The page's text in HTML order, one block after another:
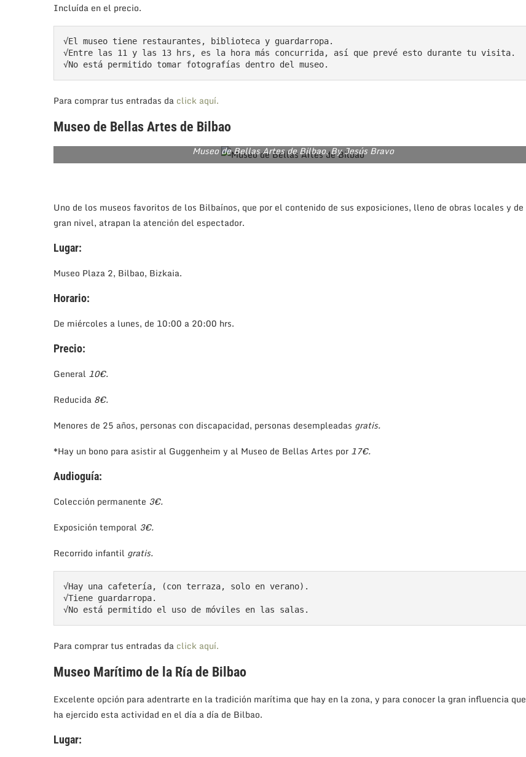
Incluída en el precio.
√El museo tiene restaurantes, biblioteca y guardarropa.
√Entre las 11 y las 13 hrs, es la hora más concurrida, así que prevé esto durante tu visita.
√No está permitido tomar fotografías dentro del museo.
Para comprar tus entradas da click aquí.
Museo de Bellas Artes de Bilbao
Museo de Bellas Artes de Bilbao, By Jesús Bravo
Uno de los museos favoritos de los Bilbaínos, que por el contenido de sus exposiciones, lleno de obras locales y de
gran nivel, atrapan la atención del espectador.
Lugar:
Museo Plaza 2, Bilbao, Bizkaia.
Horario:
De miércoles a lunes, de 10:00 a 20:00 hrs.
Precio:
General 10€.
Reducida 8€.
Menores de 25 años, personas con discapacidad, personas desempleadas gratis.
*Hay un bono para asistir al Guggenheim y al Museo de Bellas Artes por 17€.
Audioguía:
Colección permanente 3€.
Exposición temporal 3€.
Recorrido infantil gratis.
√Hay una cafetería, (con terraza, solo en verano).
√Tiene guardarropa.
√No está permitido el uso de móviles en las salas.
Para comprar tus entradas da click aquí.
Museo Marítimo de la Ría de Bilbao
Excelente opción para adentrarte en la tradición marítima que hay en la zona, y para conocer la gran influencia que
ha ejercido esta actividad en el día a día de Bilbao.
Lugar: